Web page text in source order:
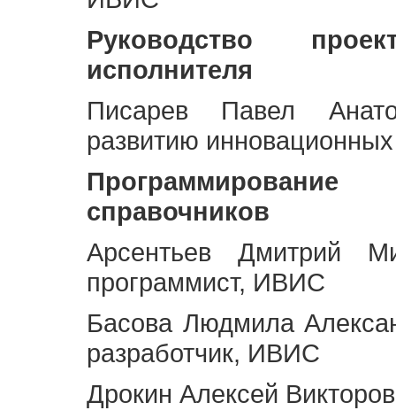
Руководство
исполнителя
Писарев Павел
развитию
Программирование
справочников
Арсентьев Дмитрий
программист, ИВИС
Басова Людмила
разработчик, ИВИС
Дрокин Алексей